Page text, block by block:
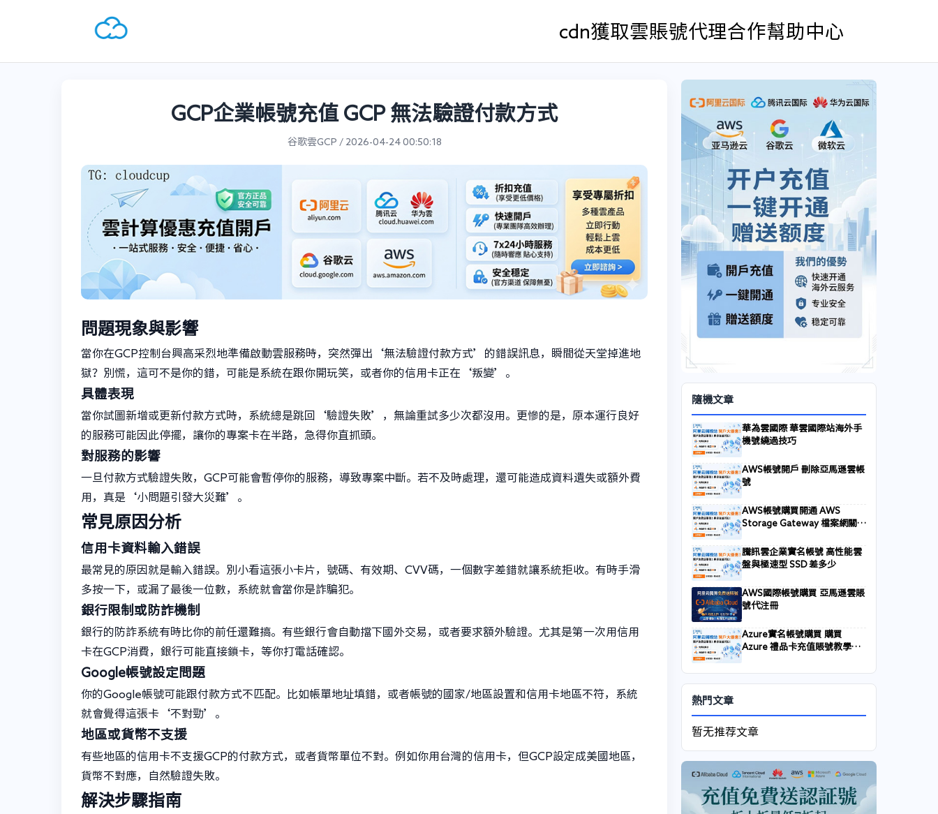
cdn獲取雲賬號代理合作幫助中心
GCP企業帳號充值 GCP 無法驗證付款方式
谷歌雲GCP / 2026-04-24 00:50:18
問題現象與影響
當你在GCP控制台興高采烈地準備啟動雲服務時，突然彈出‘無法驗證付款方式’的錯誤訊息，瞬間從天堂掉進地
獄？別慌，這可不是你的錯，可能是系統在跟你開玩笑，或者你的信用卡正在‘叛變’。
具體表現
當你試圖新增或更新付款方式時，系統總是跳回‘驗證失敗’，無論重試多少次都沒用。更慘的是，原本運行良好
的服務可能因此停擺，讓你的專案卡在半路，急得你直抓頭。
對服務的影響
一旦付款方式驗證失敗，GCP可能會暫停你的服務，導致專案中斷。若不及時處理，還可能造成資料遺失或額外費
用，真是‘小問題引發大災難’。
常見原因分析
信用卡資料輸入錯誤
最常見的原因就是輸入錯誤。別小看這張小卡片，號碼、有效期、CVV碼，一個數字差錯就讓系統拒收。有時手滑
多按一下，或漏了最後一位數，系統就會當你是詐騙犯。
銀行限制或防詐機制
銀行的防詐系統有時比你的前任還難搞。有些銀行會自動擋下國外交易，或者要求額外驗證。尤其是第一次用信用
卡在GCP消費，銀行可能直接鎖卡，等你打電話確認。
Google帳號設定問題
你的Google帳號可能跟付款方式不匹配。比如帳單地址填錯，或者帳號的國家/地區設置和信用卡地區不符，系統
就會覺得這張卡‘不對勁’。
地區或貨幣不支援
有些地區的信用卡不支援GCP的付款方式，或者貨幣單位不對。例如你用台灣的信用卡，但GCP設定成美國地區，
貨幣不對應，自然驗證失敗。
解決步驟指南
隨機文章
華為雲國際 華雲國際站海外手
機號繞過技巧
AWS帳號開戶 刪除亞馬遜雲帳
號
AWS帳號購買開通 AWS
Storage Gateway 檔案網關同
騰訊雲企業實名帳號 高性能雲
盤與極速型 SSD 差多少
AWS國際帳號購買 亞馬遜雲賬
號代注冊
Azure實名帳號購買 購買
Azure 禮品卡充值賬號教學與
熱門文章
暂无推荐文章